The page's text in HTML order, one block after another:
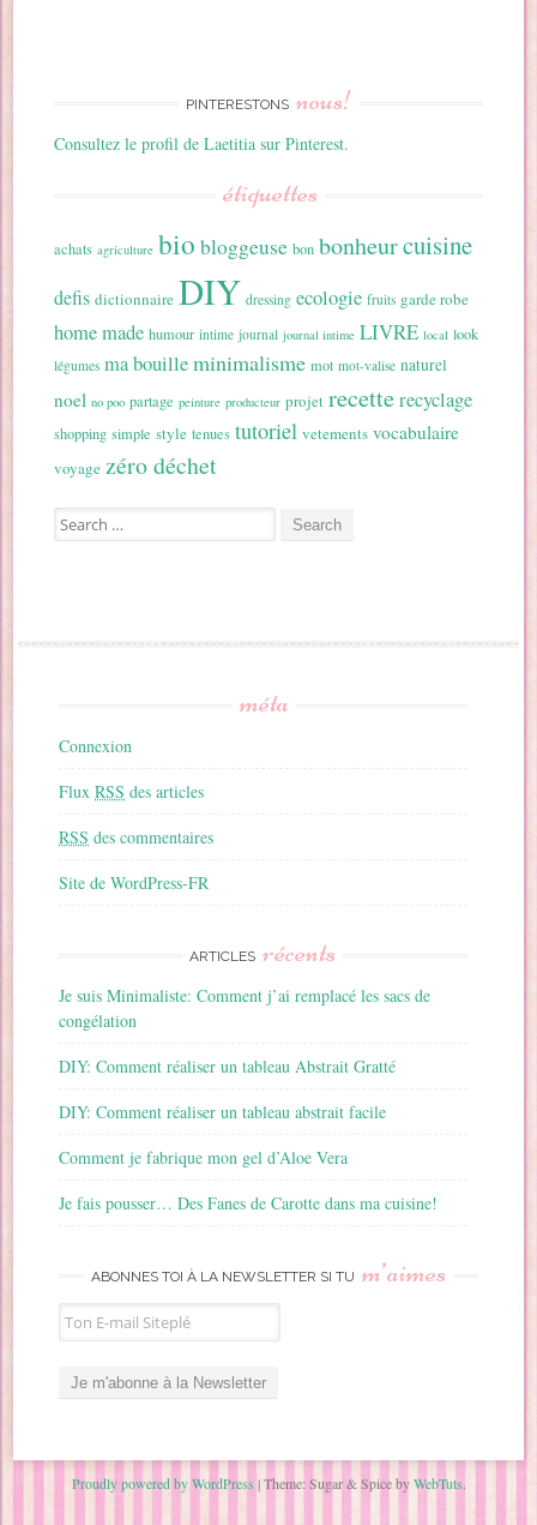
PINTERESTONS nous!
Consultez le profil de Laetitia sur Pinterest.
étiquettes
achats agriculture bio bloggeuse bon bonheurcuisine
defis dictionnaire DIY dressing ecologie fruits garde robe
home made humour intime journal journal intime LIVRE local look
légumes ma bouilleminimalisme mot mot-valise naturel
noel no poo partage peinture producteur projet recetterecyclage
shopping simple style tenues tutoriel vetements vocabulaire
voyage zéro déchet
Search for:
méta
Connexion
FluxRSS des articles
RSS des commentaires
Site de WordPress-FR
ARTICLES récents
Je suis Minimaliste: Comment j’ai remplacé les sacs de
congélation
DIY: Comment réaliser un tableau Abstrait Gratté
DIY: Comment réaliser un tableau abstrait facile
Comment je fabrique mon gel d’Aloe Vera
Je fais pousser… Des Fanes de Carotte dans ma cuisine!
ABONNES TOI À LA NEWSLETTER SI TU m’aimes
Proudly powered by WordPress |Theme: Sugar & Spice byWebTuts.